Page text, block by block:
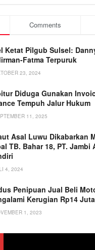
Comments
Ketat Pilgub Sulsel:
Fatma Terpuruk
23, 2024
Diduga Gunakan
Tempuh Jalur Hukum
11, 2025
Asal Luwu Dikabarkan
TB. Bahar 18, PT. Jambi
4, 2024
Penipuan Jual Beli
Kerugian Rp14 Juta
1, 2023